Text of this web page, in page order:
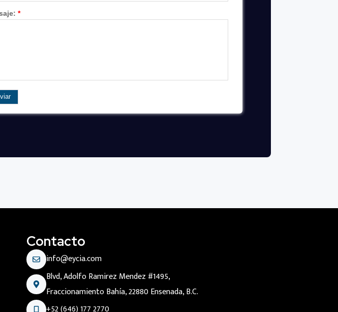
Contacto
info@eycia.com
Blvd, Adolfo Ramirez Mendez #1495,
Fraccionamiento Bahía, 22880 Ensenada, B.C.
+52 (646) 177 2770